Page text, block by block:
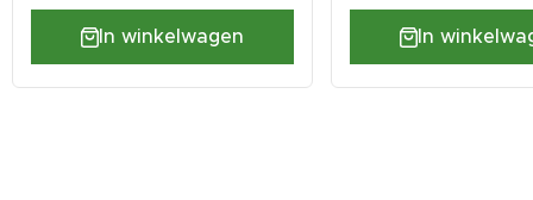
In winkelwagen In